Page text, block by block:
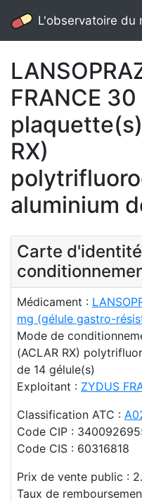
L'observatoire du
FRANCE
RX)
aluminium
Carte
Médicament :
mg (gélule gastro-
Mode de
(ACLAR RX)
de 14 gélule(s)
Exploitant : ZYDUS
Classification ATC :
Code CIP :
Code CIS : 60316818
Prix de vente public :
Taux de